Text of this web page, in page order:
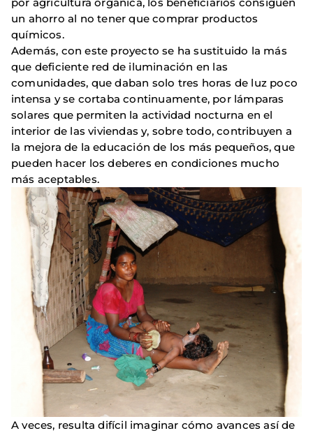
un ahorro al no tener que comprar productos
químicos.
Además, con este proyecto se ha sustituido la más
que deficiente red de iluminación en las
comunidades, que daban solo tres horas de luz poco
intensa y se cortaba continuamente, por lámparas
solares que permiten la actividad nocturna en el
interior de las viviendas y, sobre todo, contribuyen a
la mejora de la educación de los más pequeños, que
pueden hacer los deberes en condiciones mucho
más aceptables.
A veces, resulta difícil imaginar cómo avances así de